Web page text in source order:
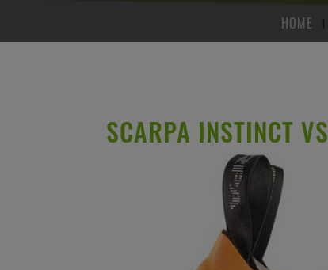
HOME
SCARPA INSTINCT VS